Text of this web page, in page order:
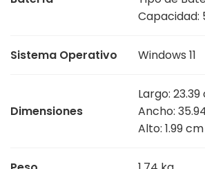
Capacidad:
Sistema Operativo Windows 11
Dimensiones
Largo:
Ancho:
Alto: 1.99 cm